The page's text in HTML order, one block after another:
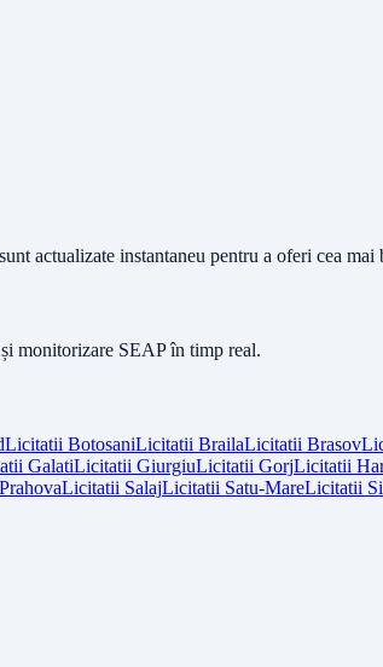
actualizate instantaneu pentru a oferi cea
monitorizare SEAP în timp real.
Licitatii BotosaniLicitatii BrailaLicitatii Brasov
GalatiLicitatii GiurgiuLicitatii GorjLicitatii
PrahovaLicitatii SalajLicitatii Satu-MareLicitatii